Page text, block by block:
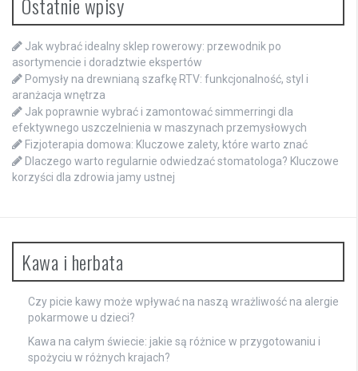
Jak wybrać idealny sklep rowerowy: przewodnik po
asortymencie i doradztwie ekspertów
Pomysły na drewnianą szafkę RTV: funkcjonalność, styl i
aranżacja wnętrza
Jak poprawnie wybrać i zamontować simmerringi dla
efektywnego uszczelnienia w maszynach przemysłowych
Fizjoterapia domowa: Kluczowe zalety, które warto znać
Dlaczego warto regularnie odwiedzać stomatologa? Kluczowe
korzyści dla zdrowia jamy ustnej
Kawa i herbata
Czy picie kawy może wpływać na naszą wrażliwość na alergie
pokarmowe u dzieci?
Kawa na całym świecie: jakie są różnice w przygotowaniu i
spożyciu w różnych krajach?